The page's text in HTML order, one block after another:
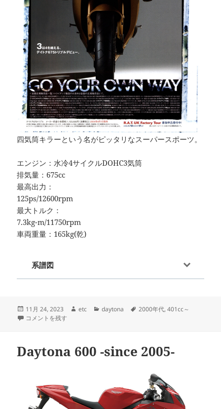
四気筒キラーという名がピッタリなスーパースポーツ。
エンジン：水冷4サイクルDOHC3気筒
排気量：675cc
最高出力：
125ps/12600rpm
最大トルク：
7.3kg-m/11750rpm
車両重量：165kg(乾)
系譜図
投
稿
11月 24, 2023
作
etc
カ
daytona
タ
2000年代,401cc～
Daytona 675/SE前期 -since 2006- に
コメントを残す
Daytona 600 -since 2005-